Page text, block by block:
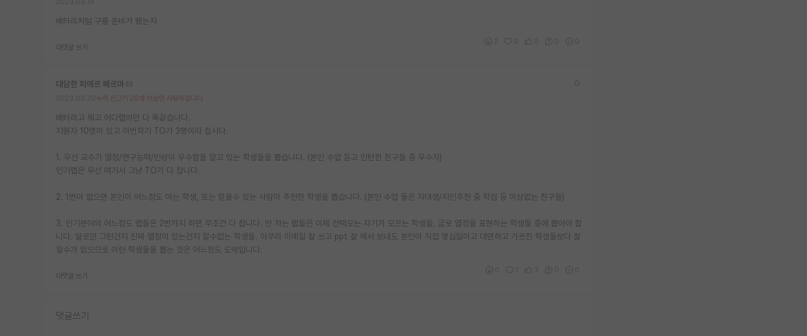
배터리처럼 구를 준비가 됐는지
대댓글 쓰기
대담한 피에르 페르마
누적 신고가 20개 이상인 사용자입니다.
배터리고 뭐고 어디랩이던 다 똑같습니다.
지원자 10명이 있고 이번학기 TO가 3명이라 칩시다.
1. 우선 교수가 열정/연구능력/인성이 우수함을 알고 있는 학생들을 뽑습니다. (본인 수업 듣고 인턴한 친구들 중 우수자)
인기랩은 우선 여기서 그냥 TO가 다 찹니다.
2. 1번이 없으면 본인이 어느정도 아는 학생, 또는 믿을수 있는 사람이 추천한 학생을 뽑습니다. (본인 수업 들은 자대생/지인추천 중 학점 등 이상없는 친구들)
3. 인기분야의 어느정도 랩들은 2번까지 하면 무조건 다 찹니다. 안 차는 랩들은 이제 컨택오는 자기가 모르는 학생들, 글로 열정을 표현하는 학생들 중에 뽑아야 합
니다. 말로만 그런건지 진짜 열정이 있는건지 알수없는 학생들. 아무리 이메일 잘 쓰고 ppt 잘 해서 보내도 본인이 직접 몇십일이고 대면하고 가르친 학생들보다 잘
알수가 없으므로 이런 학생들을 뽑는 것은 어느정도 도박입니다.
대댓글 쓰기
댓글쓰기